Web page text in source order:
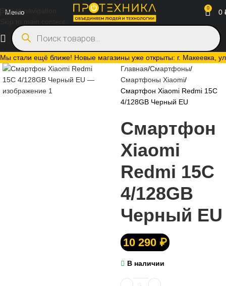
Skip to navigation
Мы стали ещё ближе! Новые магазины уже открыты: г. Макеевка,
Меню 0 0
Главная Смартфоны
Смартфоны Xiaomi
Смартфон Xiaomi Redmi 15C
4/128GB Черный EU
Смартфон
Xiaomi
Redmi 15C
4/128GB
Черный EU
10 290 ₽
В наличии